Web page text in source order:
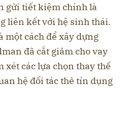
gửi tiết kiệm chính là
liên kết với hệ sinh thái.
một cách để xây dựng
đã cắt giảm cho vay
xét các lựa chọn thay thế
hệ đối tác thẻ tín dụng